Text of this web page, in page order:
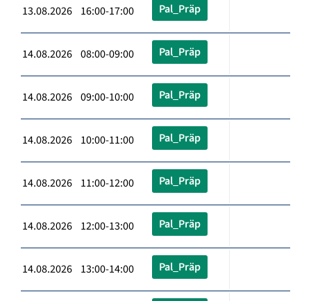
13.08.2026 16:00-17:00 Pal_Präp
14.08.2026 08:00-09:00 Pal_Präp
14.08.2026 09:00-10:00 Pal_Präp
14.08.2026 10:00-11:00 Pal_Präp
14.08.2026 11:00-12:00 Pal_Präp
14.08.2026 12:00-13:00 Pal_Präp
14.08.2026 13:00-14:00 Pal_Präp